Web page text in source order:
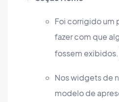
Foi corrigido um
fazer com que
fossem exibidos.
Nos widgets de
modelo de